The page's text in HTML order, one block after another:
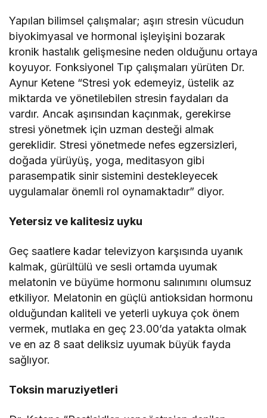
Yapılan bilimsel çalışmalar; aşırı stresin vücudun
biyokimyasal ve hormonal işleyişini bozarak
kronik hastalık gelişmesine neden olduğunu ortaya
koyuyor. Fonksiyonel Tıp çalışmaları yürüten Dr.
Aynur Ketene “Stresi yok edemeyiz, üstelik az
miktarda ve yönetilebilen stresin faydaları da
vardır. Ancak aşırısından kaçınmak, gerekirse
stresi yönetmek için uzman desteği almak
gereklidir. Stresi yönetmede nefes egzersizleri,
doğada yürüyüş, yoga, meditasyon gibi
parasempatik sinir sistemini destekleyecek
uygulamalar önemli rol oynamaktadır” diyor.
Yetersiz ve kalitesiz uyku
Geç saatlere kadar televizyon karşısında uyanık
kalmak, gürültülü ve sesli ortamda uyumak
melatonin ve büyüme hormonu salınımını olumsuz
etkiliyor. Melatonin en güçlü antioksidan hormonu
olduğundan kaliteli ve yeterli uykuya çok önem
vermek, mutlaka en geç 23.00’da yatakta olmak
ve en az 8 saat deliksiz uyumak büyük fayda
sağlıyor.
Toksin maruziyetleri